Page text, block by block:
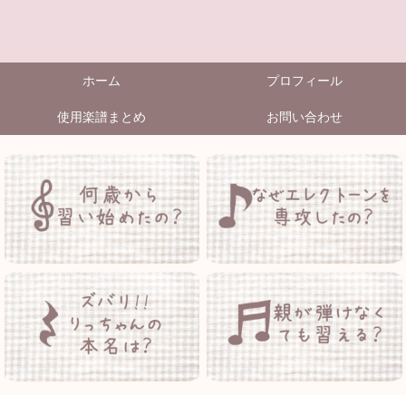
ホーム プロフィール
使用楽譜まとめ お問い合わせ